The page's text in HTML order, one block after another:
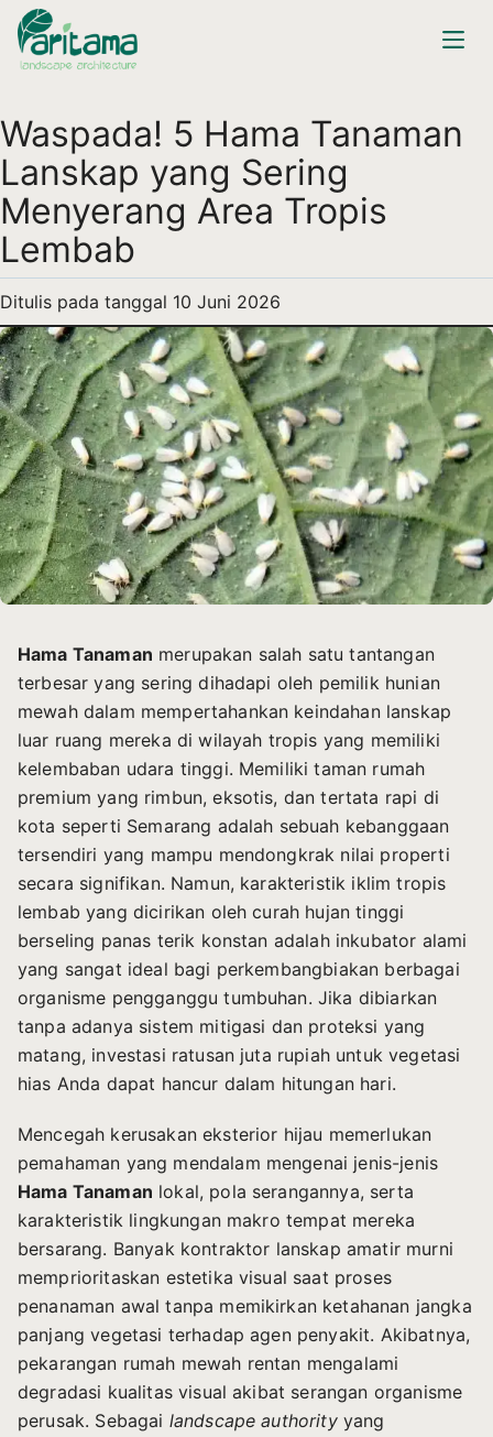
Waspada! 5 Hama Tanaman
Lanskap yang Sering
Menyerang Area Tropis
Lembab
Ditulis pada tanggal 10 Juni 2026
Hama Tanaman merupakan salah satu tantangan
terbesar yang sering dihadapi oleh pemilik hunian
mewah dalam mempertahankan keindahan lanskap
luar ruang mereka di wilayah tropis yang memiliki
kelembaban udara tinggi. Memiliki taman rumah
premium yang rimbun, eksotis, dan tertata rapi di
kota seperti Semarang adalah sebuah kebanggaan
tersendiri yang mampu mendongkrak nilai properti
secara signifikan. Namun, karakteristik iklim tropis
lembab yang dicirikan oleh curah hujan tinggi
berseling panas terik konstan adalah inkubator alami
yang sangat ideal bagi perkembangbiakan berbagai
organisme pengganggu tumbuhan. Jika dibiarkan
tanpa adanya sistem mitigasi dan proteksi yang
matang, investasi ratusan juta rupiah untuk vegetasi
hias Anda dapat hancur dalam hitungan hari.
Mencegah kerusakan eksterior hijau memerlukan
pemahaman yang mendalam mengenai jenis-jenis
Hama Tanaman lokal, pola serangannya, serta
karakteristik lingkungan makro tempat mereka
bersarang. Banyak kontraktor lanskap amatir murni
memprioritaskan estetika visual saat proses
penanaman awal tanpa memikirkan ketahanan jangka
panjang vegetasi terhadap agen penyakit. Akibatnya,
pekarangan rumah mewah rentan mengalami
degradasi kualitas visual akibat serangan organisme
perusak. Sebagai landscape authorityyang